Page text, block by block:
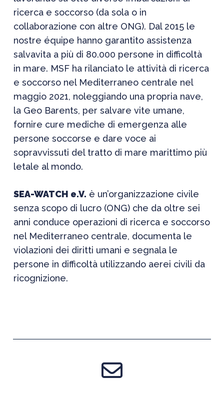
ricerca e soccorso (da sola o in
collaborazione con altre ONG). Dal 2015 le
nostre équipe hanno garantito assistenza
salvavita a più di 80.000 persone in difficoltà
in mare. MSF ha rilanciato le attività di ricerca
e soccorso nel Mediterraneo centrale nel
maggio 2021, noleggiando una propria nave,
la Geo Barents, per salvare vite umane,
fornire cure mediche di emergenza alle
persone soccorse e dare voce ai
sopravvissuti del tratto di mare marittimo più
letale al mondo.
SEA-WATCH e.V. è un’organizzazione civile
senza scopo di lucro (ONG) che da oltre sei
anni conduce operazioni di ricerca e soccorso
nel Mediterraneo centrale, documenta le
violazioni dei diritti umani e segnala le
persone in difficoltà utilizzando aerei civili da
ricognizione.